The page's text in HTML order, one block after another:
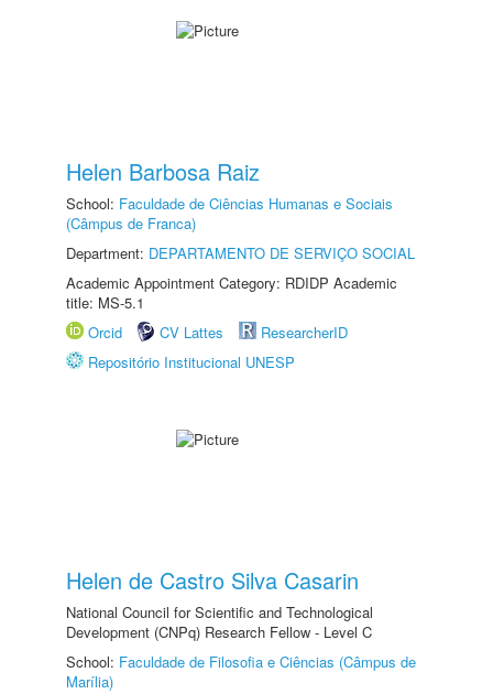
Helen Barbosa Raiz
School: Faculdade de Ciências Humanas e Sociais
(Câmpus de Franca)
Department: DEPARTAMENTO DE SERVIÇO SOCIAL
Academic Appointment Category: RDIDP Academic
title: MS-5.1
Orcid
CV Lattes
ResearcherID
Repositório Institucional UNESP
Helen de Castro Silva Casarin
National Council for Scientific and Technological
Development (CNPq) Research Fellow - Level C
School: Faculdade de Filosofia e Ciências (Câmpus de
Marília)